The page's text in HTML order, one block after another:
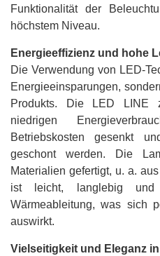
Funktionalität der
höchstem Niveau.
Energieeffizienz und hohe
Die Verwendung von LED-
Energieeinsparungen,
Produkts. Die LED LINE
niedrigen
Betriebskosten gesenkt
geschont werden. Die
Materialien gefertigt, u. a.
ist leicht, langlebig und
Wärmeableitung, was sich
auswirkt.
Vielseitigkeit und Eleganz